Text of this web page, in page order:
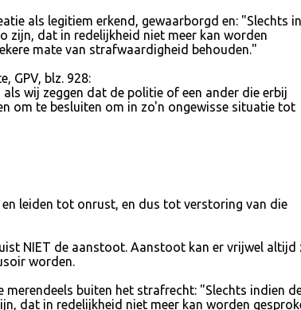
als legitiem erkend, gewaarborgd en: "Slechts
zijn, dat in redelijkheid niet meer kan worden
mate van strafwaardigheid behouden."
GPV, blz. 928:
wij zeggen dat de politie of een ander die erbij
om te besluiten om in zo'n ongewisse situatie tot
leiden tot onrust, en dus tot verstoring van die
NIET de aanstoot. Aanstoot kan er vrijwel altijd
worden.
buiten het strafrecht: "Slechts indien
dat in redelijkheid niet meer kan worden